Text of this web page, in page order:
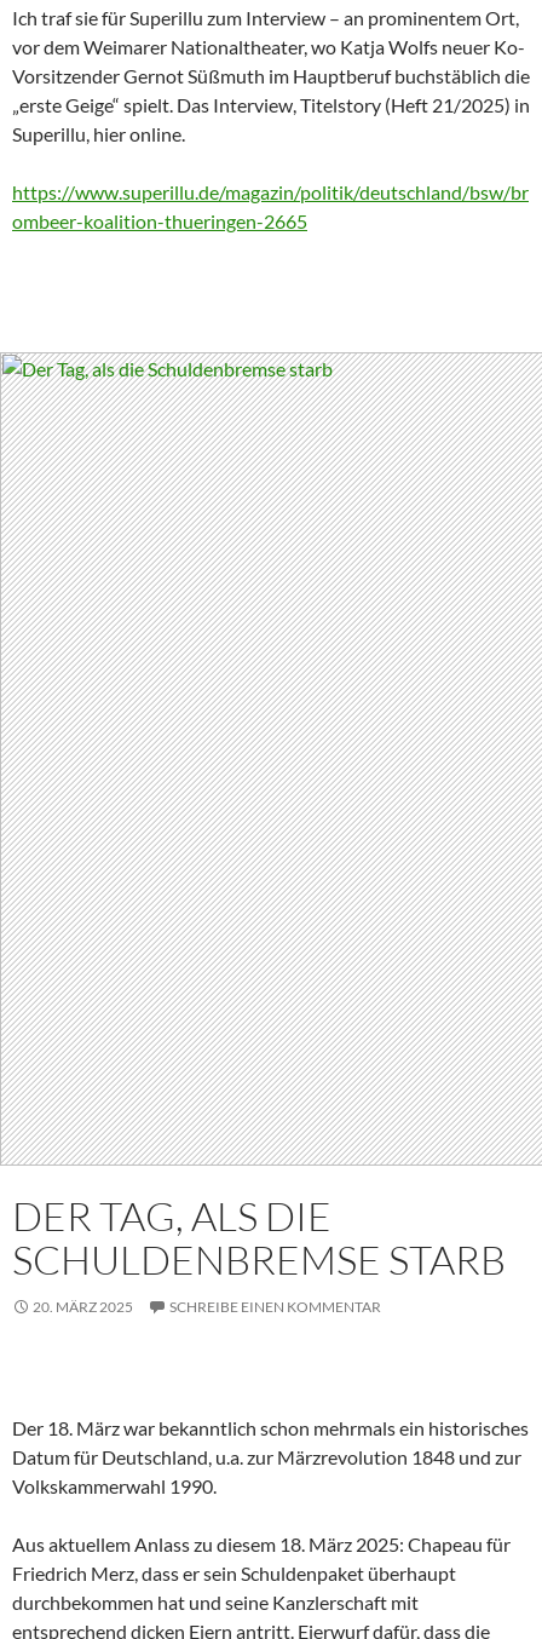
Ich traf sie für Superillu zum Interview – an prominentem Ort,
vor dem Weimarer Nationaltheater, wo Katja Wolfs neuer Ko-
Vorsitzender Gernot Süßmuth im Hauptberuf buchstäblich die
„erste Geige“ spielt. Das Interview, Titelstory (Heft 21/2025) in
Superillu, hier online.
https://www.superillu.de/magazin/politik/deutschland/bsw/br
ombeer-koalition-thueringen-2665
DER TAG, ALS DIE
SCHULDENBREMSE STARB
20. MÄRZ 2025 SCHREIBE EINEN KOMMENTAR
Der 18. März war bekanntlich schon mehrmals ein historisches
Datum für Deutschland, u.a. zur Märzrevolution 1848 und zur
Volkskammerwahl 1990.
Aus aktuellem Anlass zu diesem 18. März 2025: Chapeau für
Friedrich Merz, dass er sein Schuldenpaket überhaupt
durchbekommen hat und seine Kanzlerschaft mit
entsprechend dicken Eiern antritt. Eierwurf dafür, dass die